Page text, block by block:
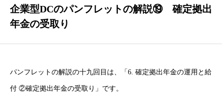
企業型DCのパンフレットの解説⑲ 確定拠出
年金の受取り
パンフレットの解説の十九回目は、「6. 確定拠出年金の運用と給
付 ②確定拠出年金の受取り」です。